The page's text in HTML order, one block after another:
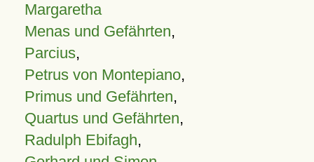
Margaretha
Menas und Gefährten,
Parcius,
Petrus von Montepiano,
Primus und Gefährten,
Quartus und Gefährten,
Radulph Ebifagh,